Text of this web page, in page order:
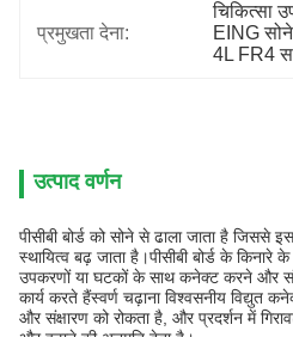
प्रमुखता देना:
चिकित्सा
EING सोने
4L FR4
उत्पाद वर्णन
पीसीबी बोर्ड को सोने से ढाला जाता है जिससे
स्थायित्व बढ़ जाता है।पीसीबी बोर्ड के
उपकरणों या घटकों के साथ कनेक्ट करने और
कार्य करते हैंस्वर्ण चढ़ाना विश्वसनीय विद्युत
और संक्षारण को रोकता है, और प्रदर्शन में